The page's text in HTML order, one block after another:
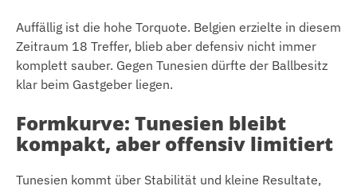
Auffällig ist die hohe Torquote. Belgien erzielte in diesem
Zeitraum 18 Treffer, blieb aber defensiv nicht immer
komplett sauber. Gegen Tunesien dürfte der Ballbesitz
klar beim Gastgeber liegen.
Formkurve: Tunesien bleibt
kompakt, aber offensiv limitiert
Tunesien kommt über Stabilität und kleine Resultate,